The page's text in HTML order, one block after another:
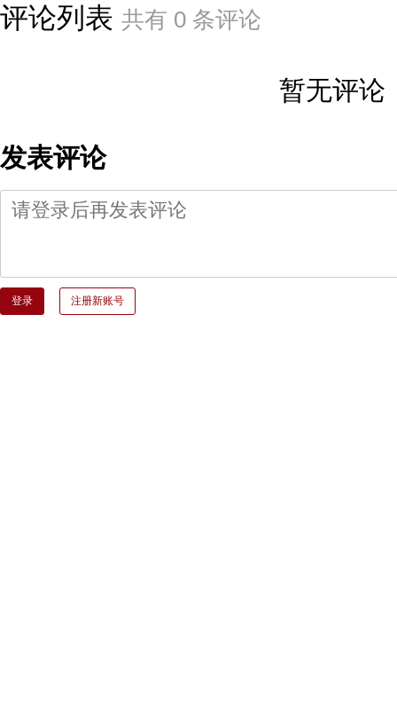
评论列表 共有 0 条评论
暂无评论
发表评论
登录 注册新账号